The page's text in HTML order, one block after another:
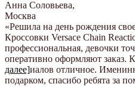
Анна Соловьева,
Москва
«Решила на день рождения
Кроссовки Versace Chain
профессиональная, девочки
оперативно оформляют заказ.
далее]иалов отличное.
подарком, спасибо ребята за